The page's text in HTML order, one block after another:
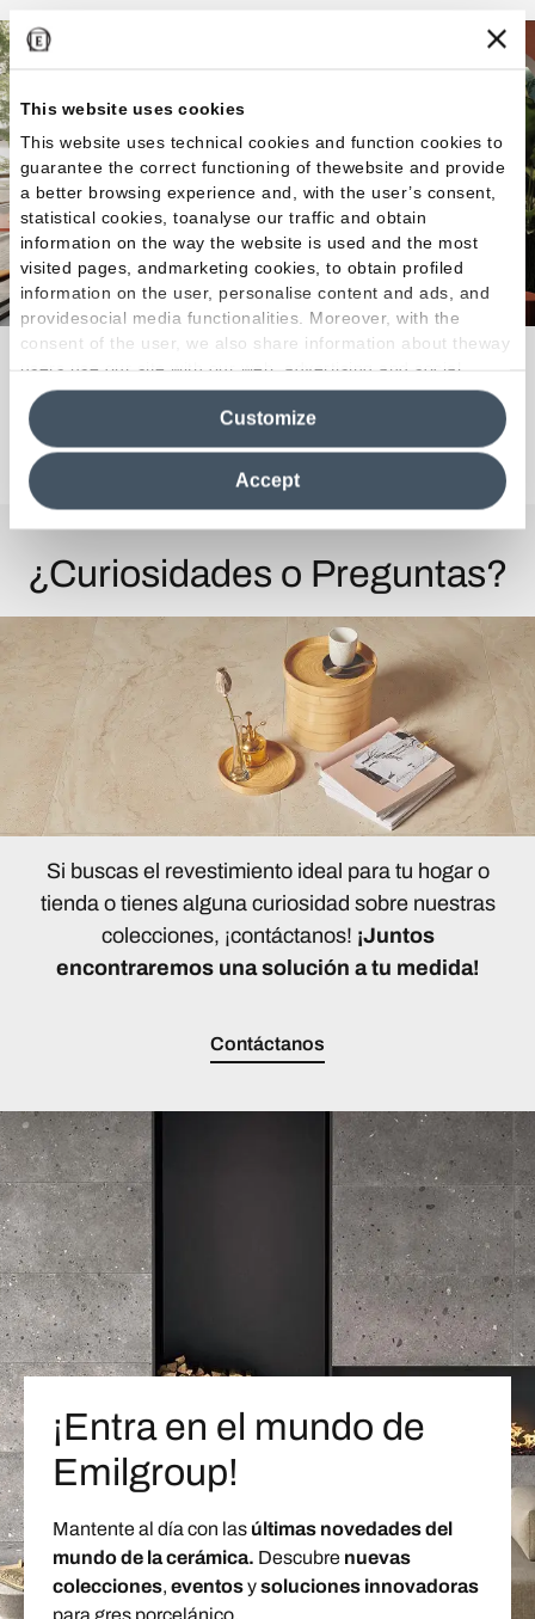
This website uses cookies
This website uses technical cookies and function cookies to
guarantee the correct functioning of thewebsite and provide
a better browsing experience and, with the user’s consent,
statistical cookies, toanalyse our traffic and obtain
information on the way the website is used and the most
visited pages, andmarketing cookies, to obtain profiled
information on the user, personalise content and ads, and
providesocial media functionalities. Moreover, with the
consent of the user, we also share information about theway
users use our site with our web, advertising and social
media analytics partners, who may combine itwith other
information in their possession. By closing this banner,
clicking on "Reject", it will be possible tocontinue browsing
the site after installing only technical cookies. For more
information see the
Cookie Policy
Accept
Customize
¿Curiosidades o Preguntas?
Si buscas el revestimiento ideal para tu hogar o
tienda o tienes alguna curiosidad sobre nuestras
colecciones, ¡contáctanos! ¡Juntos
encontraremos una solución a tu medida!
Contáctanos
¡Entra en el mundo de
Emilgroup!
Mantente al día con las últimas novedades del
mundo de la cerámica. Descubre nuevas
colecciones, eventosysoluciones innovadoras
para gres porcelánico.